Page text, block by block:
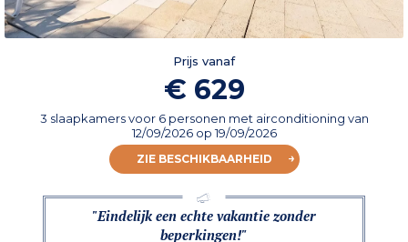
Prijs vanaf
€ 629
3 slaapkamers voor 6 personen met airconditioning van
12/09/2026op 19/09/2026
ZIE BESCHIKBAARHEID
"Eindelijk een echte vakantie zonder
beperkingen!"